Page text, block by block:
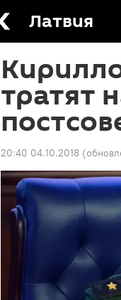
Латвия
тратят
20:40 04.10.2018